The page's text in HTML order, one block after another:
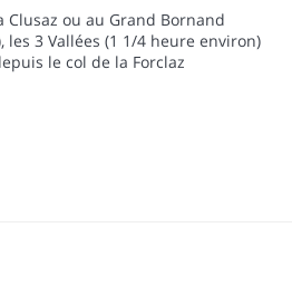
ou au Grand Bornand
les 3 Vallées (1 1/4 heure environ)
le col de la Forclaz